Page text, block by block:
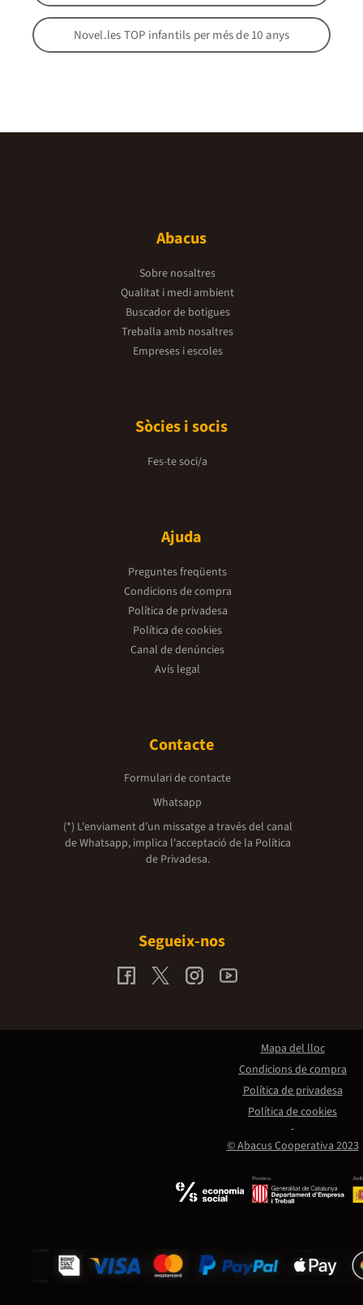
Novel.les TOP infantils per més de 10 anys
Abacus
Sobre nosaltres
Qualitat i medi ambient
Buscador de botigues
Treballa amb nosaltres
Empreses i escoles
Sòcies i socis
Fes-te soci/a
Ajuda
Preguntes freqüents
Condicions de compra
Política de privadesa
Política de cookies
Canal de denúncies
Avís legal
Contacte
Formulari de contacte
Whatsapp
(*) L'enviament d’un missatge a través del canal
de Whatsapp, implica l'acceptació de la Política
de Privadesa.
Segueix-nos
Promou:
© Abacus Cooperativa 2023
Mapa del lloc
Condicions de compra
Política de privadesa
Política de cookies